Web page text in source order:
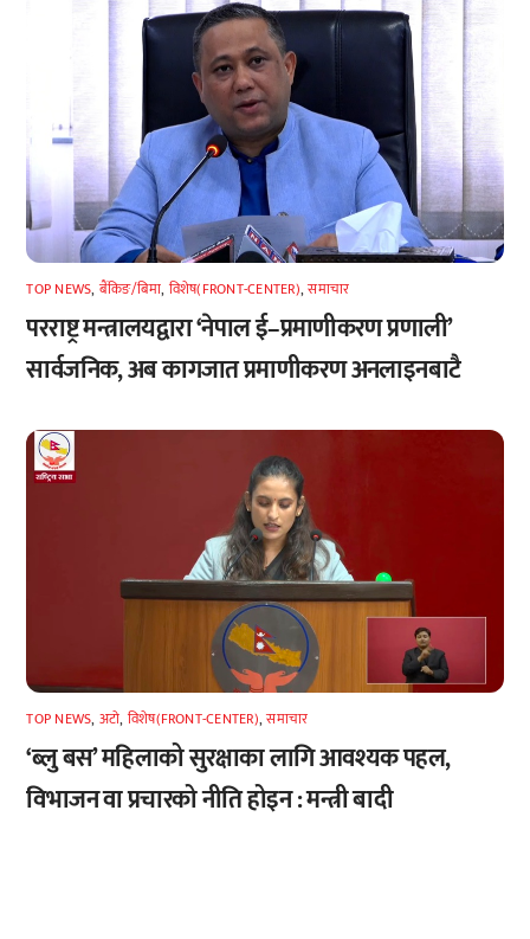
TOP NEWS, बैंकिङ/बिमा, विशेष(FRONT-CENTER),समाचार
परराष्ट्र मन्त्रालयद्वारा ‘नेपाल ई–प्रमाणीकरण प्रणाली’
सार्वजनिक, अब कागजात प्रमाणीकरण अनलाइनबाटै
TOP NEWS, अटाे, विशेष(FRONT-CENTER),समाचार
‘ब्लु बस’ महिलाको सुरक्षाका लागि आवश्यक पहल,
विभाजन वा प्रचारको नीति होइन : मन्त्री बादी